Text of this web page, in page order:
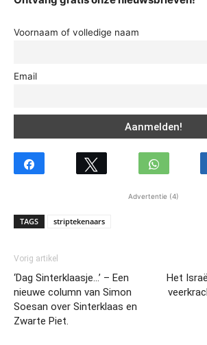
Voornaam of volledige naam
Email
Advertentie (4)
TAGS striptekenaars
Vorig artikel
‘Dag Sinterklaasje…’ – Een
nieuwe column van Simon
Soesan over Sinterklaas en
Zwarte Piet.
Het